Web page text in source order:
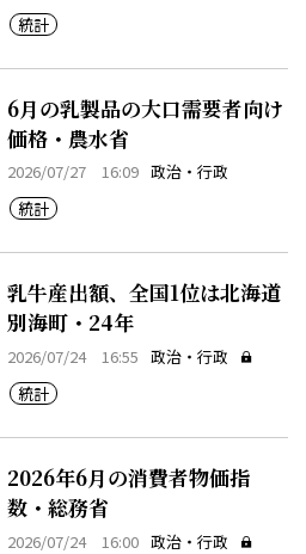
統計
6月の乳製品の大口需要者向け
価格・農水省
2026/07/27 16:09 政治・行政
統計
乳牛産出額、全国1位は北海道
別海町・24年
2026/07/24 16:55 政治・行政
統計
2026年6月の消費者物価指
数・総務省
2026/07/24 16:00 政治・行政